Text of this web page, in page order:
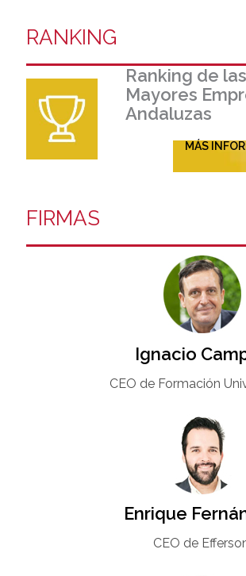
RANKING
Ranking de
Mayores
Andaluzas
MÁS
FIRMAS
Ignacio
CEO de Formación
Enrique
CEO de